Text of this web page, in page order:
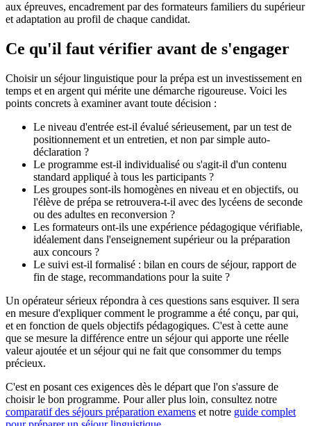
aux épreuves, encadrement par des formateurs familiers du supérieur
et adaptation au profil de chaque candidat.
Ce qu'il faut vérifier avant de s'engager
Choisir un séjour linguistique pour la prépa est un investissement en
temps et en argent qui mérite une démarche rigoureuse. Voici les
points concrets à examiner avant toute décision :
Le niveau d'entrée est-il évalué sérieusement, par un test de
positionnement et un entretien, et non par simple auto-
déclaration ?
Le programme est-il individualisé ou s'agit-il d'un contenu
standard appliqué à tous les participants ?
Les groupes sont-ils homogènes en niveau et en objectifs, ou
l'élève de prépa se retrouvera-t-il avec des lycéens de seconde
ou des adultes en reconversion ?
Les formateurs ont-ils une expérience pédagogique vérifiable,
idéalement dans l'enseignement supérieur ou la préparation
aux concours ?
Le suivi est-il formalisé : bilan en cours de séjour, rapport de
fin de stage, recommandations pour la suite ?
Un opérateur sérieux répondra à ces questions sans esquiver. Il sera
en mesure d'expliquer comment le programme a été conçu, par qui,
et en fonction de quels objectifs pédagogiques. C'est à cette aune
que se mesure la différence entre un séjour qui apporte une réelle
valeur ajoutée et un séjour qui ne fait que consommer du temps
précieux.
C'est en posant ces exigences dès le départ que l'on s'assure de
choisir le bon programme. Pour aller plus loin, consultez notre
comparatif des séjours préparation examens et notre guide complet